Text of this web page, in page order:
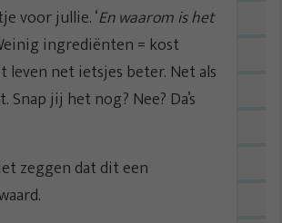
voor jullie. ‘En waarom is het
ingrediënten = kost
leven net ietsjes beter. Net als
jij het nog? Nee? Da’s
zeggen dat dit een